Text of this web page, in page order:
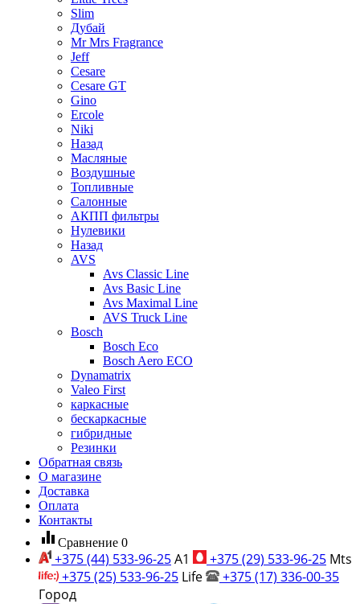
Slim
Дубай
Mr Mrs Fragrance
Jeff
Cesare
Cesare GT
Gino
Ercole
Niki
Назад
Масляные
Воздушные
Топливные
Салонные
АКПП фильтры
Нулевики
Назад
AVS
Avs Classic Line
Avs Basic Line
Avs Maximal Line
AVS Truck Line
Bosch
Bosch Eco
Bosch Aero ECO
Dynamatrix
Valeo First
каркасные
бескаркасные
гибридные
Резинки
Обратная связь
О магазине
Доставка
Оплата
Контакты
equalizer Сравнение 0
+375 (44) 533-96-25A1 +375 (29) 533-96-25 Mts
+375 (25) 533-96-25 Life
+375 (17) 336-00-35
Город